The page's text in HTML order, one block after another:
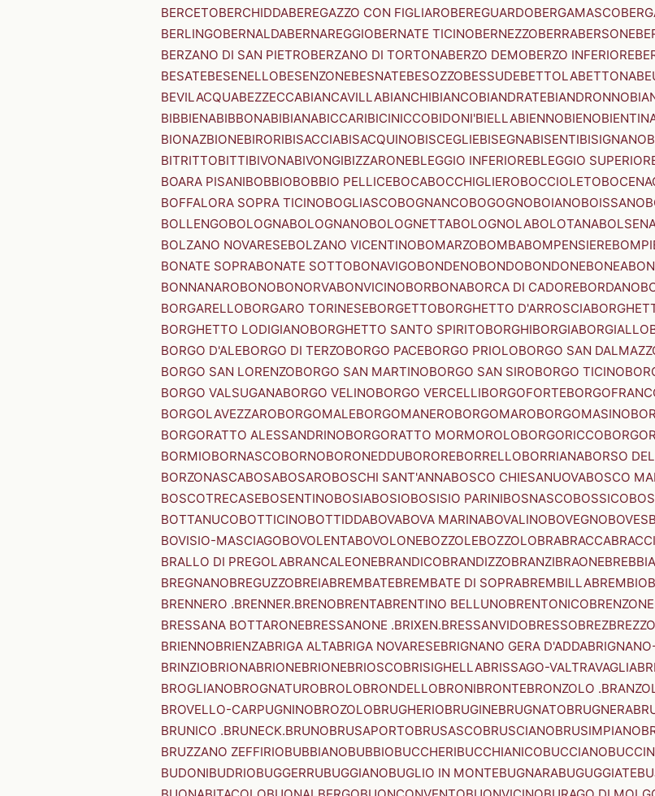
BERCETOBERCHIDDABEREGAZZO CON FIGLIAROBEREGUARDOBERGAMASCO
BERLINGOBERNALDABERNAREGGIOBERNATE TICINOBERNEZZOBERRABERSONE
BERZANO DI SAN PIETROBERZANO DI TORTONABERZO DEMOBERZO INFERIORE
BESATEBESENELLOBESENZONEBESNATEBESOZZOBESSUDEBETTOLABETTONA
BEVILACQUABEZZECCABIANCAVILLABIANCHIBIANCOBIANDRATEBIANDRONNO
BIBBIENABIBBONABIBIANABICCARIBICINICCOBIDONI'BIELLABIENNOBIENO
BIONAZBIONEBIRORIBISACCIABISACQUINOBISCEGLIEBISEGNABISENTIBISIGNANO
BITRITTOBITTIBIVONABIVONGIBIZZARONEBLEGGIO INFERIOREBLEGGIO
BOARA PISANIBOBBIOBOBBIO PELLICEBOCABOCCHIGLIEROBOCCIOLETO
BOFFALORA SOPRA TICINOBOGLIASCOBOGNANCOBOGOGNOBOIANOBOISSANO
BOLLENGOBOLOGNABOLOGNANOBOLOGNETTABOLOGNOLABOLOTANA
BOLZANO NOVARESEBOLZANO VICENTINOBOMARZOBOMBABOMPENSIERE
BONATE SOPRABONATE SOTTOBONAVIGOBONDENOBONDOBONDONEBONEA
BONNANAROBONOBONORVABONVICINOBORBONABORCA DI CADOREBORDANO
BORGARELLOBORGARO TORINESEBORGETTOBORGHETTO D'ARROSCIA
BORGHETTO LODIGIANOBORGHETTO SANTO SPIRITOBORGHIBORGIABORGIALLO
BORGO D'ALEBORGO DI TERZOBORGO PACEBORGO PRIOLOBORGO SAN
BORGO SAN LORENZOBORGO SAN MARTINOBORGO SAN SIROBORGO TICINO
BORGO VALSUGANABORGO VELINOBORGO VERCELLIBORGOFORTE
BORGOLAVEZZAROBORGOMALEBORGOMANEROBORGOMAROBORGOMASINO
BORGORATTO ALESSANDRINOBORGORATTO MORMOROLOBORGORICCO
BORMIOBORNASCOBORNOBORONEDDUBOROREBORRELLOBORRIANABORSO
BORZONASCABOSABOSAROBOSCHI SANT'ANNABOSCO CHIESANUOVABOSCO
BOSCOTRECASEBOSENTINOBOSIABOSIOBOSISIO PARINIBOSNASCOBOSSICO
BOTTANUCOBOTTICINOBOTTIDDABOVABOVA MARINABOVALINOBOVEGNOBOVES
BOVISIO-MASCIAGOBOVOLENTABOVOLONEBOZZOLEBOZZOLOBRABRACCA
BRALLO DI PREGOLABRANCALEONEBRANDICOBRANDIZZOBRANZIBRAONEBREBBIA
BREGNANOBREGUZZOBREIABREMBATEBREMBATE DI SOPRABREMBILLABREMBIO
BRENNERO .BRENNER.BRENOBRENTABRENTINO BELLUNOBRENTONICOBRENZONE
BRESSANA BOTTARONEBRESSANONE .BRIXEN.BRESSANVIDOBRESSOBREZ
BRIENNOBRIENZABRIGA ALTABRIGA NOVARESEBRIGNANO GERA D'ADDA
BRINZIOBRIONABRIONEBRIONEBRIOSCOBRISIGHELLABRISSAGO-VALTRAVAGLIA
BROGLIANOBROGNATUROBROLOBRONDELLOBRONIBRONTEBRONZOLO
BROVELLO-CARPUGNINOBROZOLOBRUGHERIOBRUGINEBRUGNATOBRUGNERA
BRUNICO .BRUNECK.BRUNOBRUSAPORTOBRUSASCOBRUSCIANOBRUSIMPIANO
BRUZZANO ZEFFIRIOBUBBIANOBUBBIOBUCCHERIBUCCHIANICOBUCCIANO
BUDONIBUDRIOBUGGERRUBUGGIANOBUGLIO IN MONTEBUGNARABUGUGGIATE